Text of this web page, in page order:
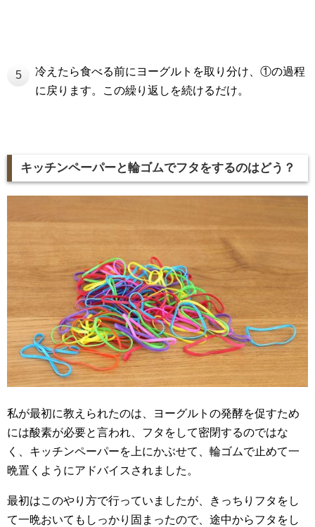
5
冷えたら食べる前にヨーグルトを取り分け、①の過程
に戻ります。この繰り返しを続けるだけ。
キッチンペーパーと輪ゴムでフタをするのはどう？
私が最初に教えられたのは、ヨーグルトの発酵を促すため
には酸素が必要と言われ、フタをして密閉するのではな
く、キッチンペーパーを上にかぶせて、輪ゴムで止めて一
晩置くようにアドバイスされました。
最初はこのやり方で行っていましたが、きっちりフタをし
て一晩おいてもしっかり固まったので、途中からフタをし